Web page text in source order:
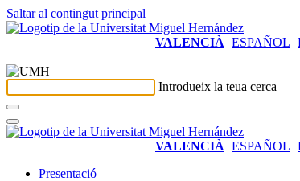
Saltar al contingut principal
VALENCIÀ ESPAÑOL
Introdueix la teua cerca
VALENCIÀ ESPAÑOL
Presentació